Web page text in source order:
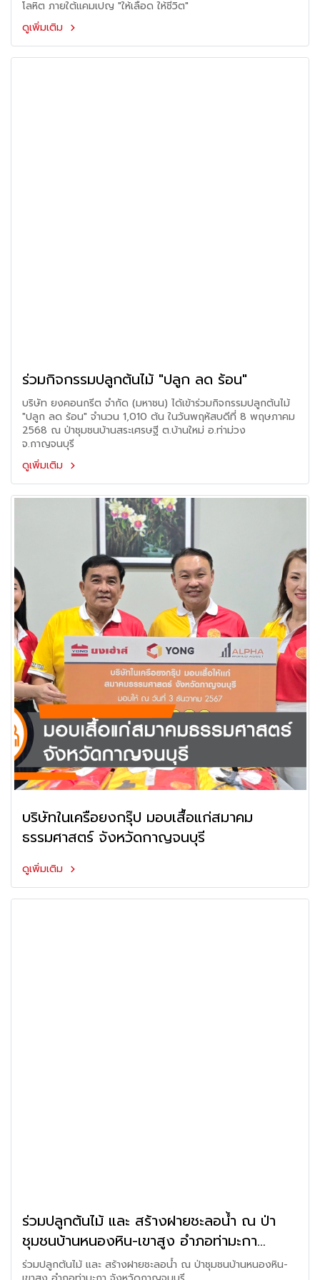
โลหิต ภายใต้แคมเปญ "ให้เลือด ให้ชีวิต"
ดูเพิ่มเติม
ร่วมกิจกรรมปลูกต้นไม้ "ปลูก ลด ร้อน"
บริษัท ยงคอนกรีต จำกัด (มหาชน) ได้เข้าร่วมกิจกรรมปลูกต้นไม้
"ปลูก ลด ร้อน" จำนวน 1,010 ต้น ในวันพฤหัสบดีที่ 8 พฤษภาคม
2568 ณ ป่าชุมชนบ้านสระเศรษฐี ต.บ้านใหม่ อ.ท่าม่วง
จ.กาญจนบุรี
ดูเพิ่มเติม
บริษัทในเครือยงกรุ๊ป มอบเสื้อแก่สมาคม
ธรรมศาสตร์ จังหวัดกาญจนบุรี
ดูเพิ่มเติม
ร่วมปลูกต้นไม้ และ สร้างฝายชะลอน้ำ ณ ป่า
ชุมชนบ้านหนองหิน-เขาสูง อำภอท่ามะกา
จังหวัดกาญจนบุรี
ร่วมปลูกต้นไม้ และ สร้างฝายชะลอน้ำ ณ ป่าชุมชนบ้านหนองหิน-